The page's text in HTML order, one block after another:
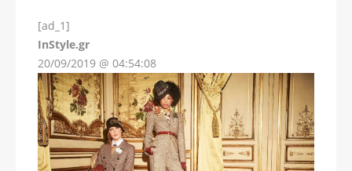
[ad_1]
InStyle.gr
20/09/2019 @ 04:54:08